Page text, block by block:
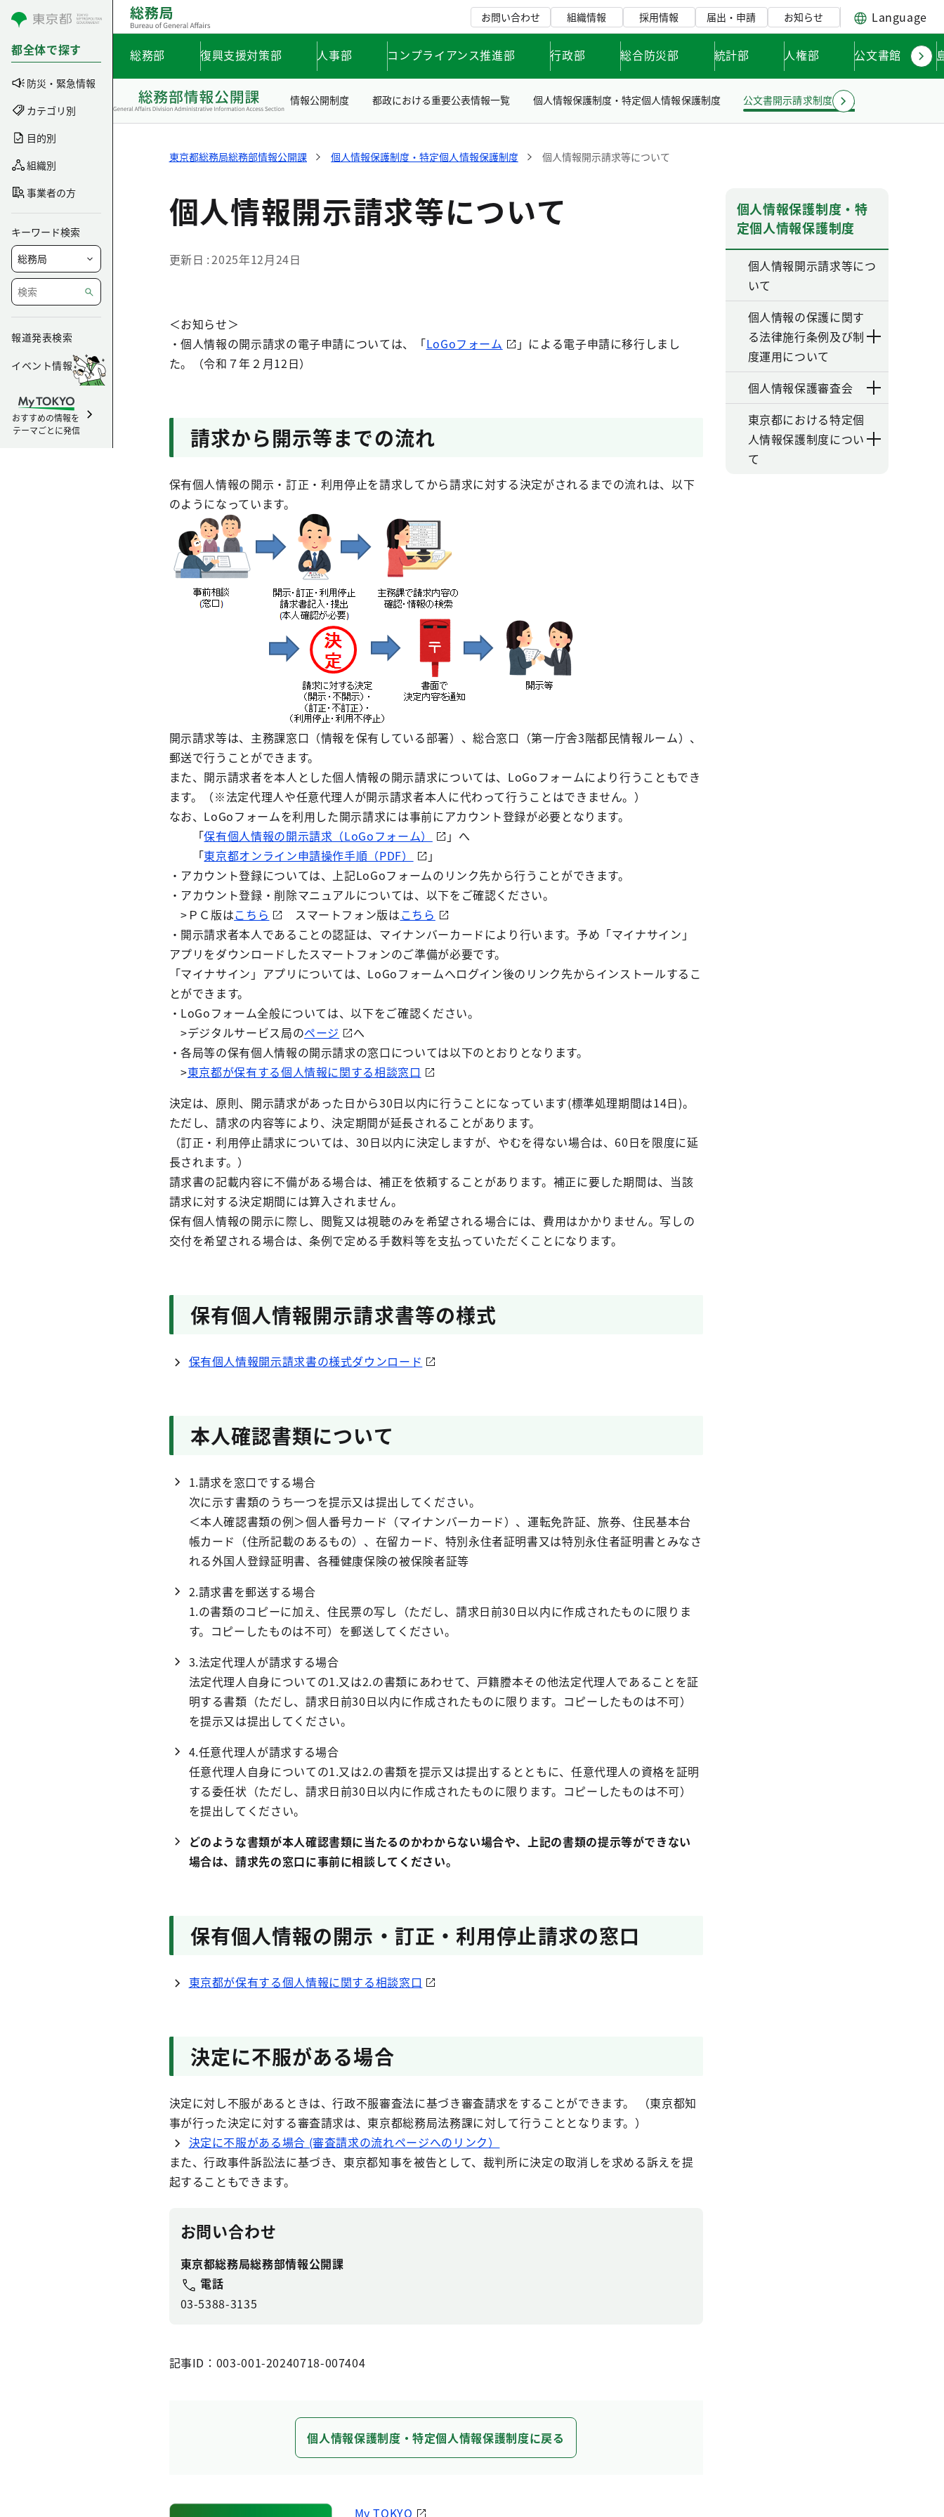
コンテンツにスキップ
都全体で探す
防災・緊急情報
カテゴリ別
目的別
組織別
事業者の方
キーワード検索
報道発表検索
イベント情報
おすすめの情報を
テーマごとに発信
お問い合わせ 組織情報 採用情報 届出・申請 お知らせ Language
総務部 復興支援対策部 人事部 コンプライアンス推進部 行政部 総合防災部 統計部 人権部 公文書館
情報公開制度 都政における重要公表情報一覧 個人情報保護制度・特定個人情報保護制度 公文書開示請求制度について
東京都総務局総務部情報公開課 個人情報保護制度・特定個人情報保護制度 個人情報開示請求等について
個人情報開示請求等について
更新日 2025年12月24日
＜お知らせ＞
・個人情報の開示請求の電子申請については、「LoGoフォーム
」による電子申請に移行しまし
た。（令和７年２月12日）
請求から開示等までの流れ
保有個人情報の開示・訂正・利用停止を請求してから請求に対する決定がされるまでの流れは、以下
のようになっています。
開示請求等は、主務課窓口（情報を保有している部署）、総合窓口（第一庁舎3階都民情報ルーム）、
郵送で行うことができます。
また、開示請求者を本人とした個人情報の開示請求については、LoGoフォームにより行うこともでき
ます。（※法定代理人や任意代理人が開示請求者本人に代わって行うことはできません。）
なお、LoGoフォームを利用した開示請求には事前にアカウント登録が必要となります。
「保有個人情報の開示請求（LoGoフォーム）
」へ
「東京都オンライン申請操作手順（PDF）
」
・アカウント登録については、上記LoGoフォームのリンク先から行うことができます。
・アカウント登録・削除マニュアルについては、以下をご確認ください。
>ＰＣ版はこちら スマートフォン版はこちら
・開示請求者本人であることの認証は、マイナンバーカードにより行います。予め「マイナサイン」
アプリをダウンロードしたスマートフォンのご準備が必要です。
「マイナサイン」アプリについては、LoGoフォームへログイン後のリンク先からインストールするこ
とができます。
・LoGoフォーム全般については、以下をご確認ください。
>デジタルサービス局のページ
へ
・各局等の保有個人情報の開示請求の窓口については以下のとおりとなります。
>東京都が保有する個人情報に関する相談窓口
決定は、原則、開示請求があった日から30日以内に行うことになっています(標準処理期間は14日)。
ただし、請求の内容等により、決定期間が延長されることがあります。
（訂正・利用停止請求については、30日以内に決定しますが、やむを得ない場合は、60日を限度に延
長されます。）
請求書の記載内容に不備がある場合は、補正を依頼することがあります。補正に要した期間は、当該
請求に対する決定期間には算入されません。
保有個人情報の開示に際し、閲覧又は視聴のみを希望される場合には、費用はかかりません。写しの
交付を希望される場合は、条例で定める手数料等を支払っていただくことになります。
保有個人情報開示請求書等の様式
保有個人情報開示請求書の様式ダウンロード
本人確認書類について
1.請求を窓口でする場合
次に示す書類のうち一つを提示又は提出してください。
＜本人確認書類の例＞個人番号カード（マイナンバーカード）、運転免許証、旅券、住民基本台
帳カード（住所記載のあるもの）、在留カード、特別永住者証明書又は特別永住者証明書とみなさ
れる外国人登録証明書、各種健康保険の被保険者証等
2.請求書を郵送する場合
1.の書類のコピーに加え、住民票の写し（ただし、請求日前30日以内に作成されたものに限りま
す。コピーしたものは不可）を郵送してください。
3.法定代理人が請求する場合
法定代理人自身についての1.又は2.の書類にあわせて、戸籍謄本その他法定代理人であることを証
明する書類（ただし、請求日前30日以内に作成されたものに限ります。コピーしたものは不可）
を提示又は提出してください。
4.任意代理人が請求する場合
任意代理人自身についての1.又は2.の書類を提示又は提出するとともに、任意代理人の資格を証明
する委任状（ただし、請求日前30日以内に作成されたものに限ります。コピーしたものは不可）
を提出してください。
どのような書類が本人確認書類に当たるのかわからない場合や、上記の書類の提示等ができない
場合は、請求先の窓口に事前に相談してください。
保有個人情報の開示・訂正・利用停止請求の窓口
東京都が保有する個人情報に関する相談窓口
決定に不服がある場合
決定に対し不服があるときは、行政不服審査法に基づき審査請求をすることができます。 （東京都知
事が行った決定に対する審査請求は、東京都総務局法務課に対して行うこととなります。）
決定に不服がある場合 (審査請求の流れページへのリンク）
また、行政事件訴訟法に基づき、東京都知事を被告として、裁判所に決定の取消しを求める訴えを提
起することもできます。
お問い合わせ
東京都総務局総務部情報公開課
電話
03-5388-3135
記事ID：003-001-20240718-007404
個人情報保護制度・特定個人情報保護制度に戻る
My TOKYO
個人情報保護制度・特
定個人情報保護制度
個人情報開示請求等につ
いて
個人情報の保護に関す
る法律施行条例及び制
度運用について
個人情報保護審査会
東京都における特定個
人情報保護制度につい
て